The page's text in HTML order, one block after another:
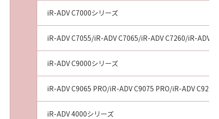
iR-ADV C7000シリーズ
iR-ADV C7055/iR-ADV C7065/iR-ADV C7260/iR-ADV
iR-ADV C9000シリーズ
iR-ADV C9065 PRO/iR-ADV C9075 PRO/iR-ADV
iR-ADV 4000シリーズ